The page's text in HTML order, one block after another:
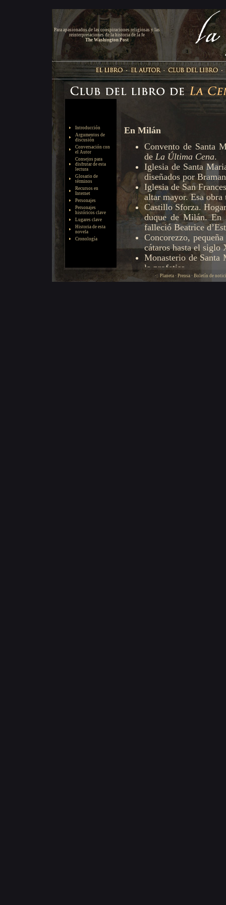
Para apasionados de las conspiraciones religiosas y las
reinterpretaciones de la historia de la fe
The Washington Post
Introducción
Argumentos de
discusión
Conversación con
el Autor
Consejos para
disfrutar de esta
lectura
Glosario de
términos
Recursos en
Internet
Personajes
Personajes
históricos clave
Lugares clave
Historia de esta
novela
Cronología
·: Planeta· Prensa· Boletín de